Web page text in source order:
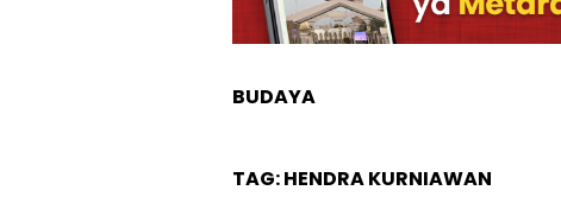
BUDAYA
TAG:HENDRA KURNIAWAN